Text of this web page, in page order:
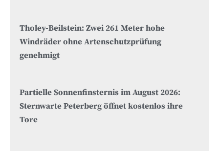
Tholey-Beilstein: Zwei 261 Meter hohe
Windräder ohne Artenschutzprüfung
genehmigt
Partielle Sonnenfinsternis im August 2026:
Sternwarte Peterberg öffnet kostenlos ihre
Tore